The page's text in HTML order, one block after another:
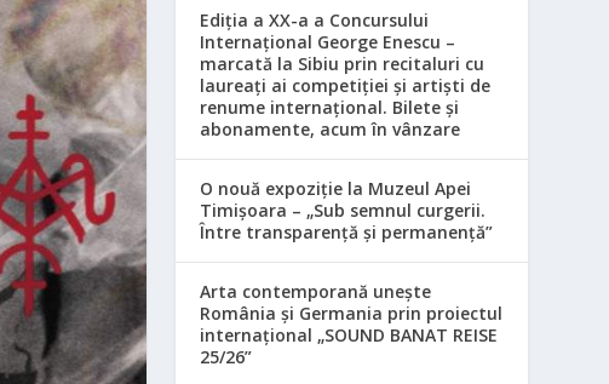
Ediția a XX-a a Concursului
Internațional George Enescu –
marcată la Sibiu prin recitaluri cu
laureați ai competiției și artiști de
renume internațional. Bilete și
abonamente, acum în vânzare
O nouă expoziție la Muzeul Apei
Timișoara – „Sub semnul curgerii.
Între transparență și permanență”
Arta contemporană unește
România și Germania prin proiectul
internațional „SOUND BANAT REISE
25/26”